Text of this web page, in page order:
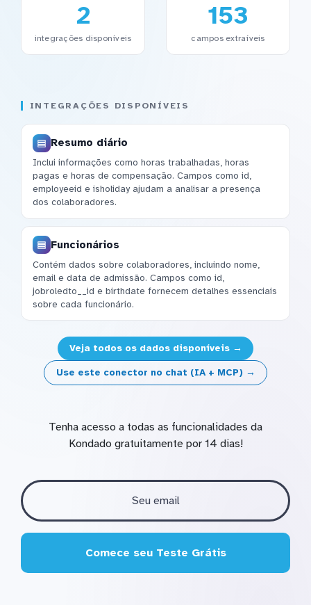
2
integrações disponíveis
153
campos extraíveis
INTEGRAÇÕES DISPONÍVEIS
Resumo diário
Inclui informações como horas trabalhadas, horas
pagas e horas de compensação. Campos como id,
employeeid e isholiday ajudam a analisar a presença
dos colaboradores.
Funcionários
Contém dados sobre colaboradores, incluindo nome,
email e data de admissão. Campos como id,
jobroledto__id e birthdate fornecem detalhes essenciais
sobre cada funcionário.
Veja todos os dados disponíveis →
Use este conector no chat (IA + MCP) →
Tenha acesso a todas as funcionalidades da
Kondado gratuitamente por 14 dias!
Comece seu Teste Grátis